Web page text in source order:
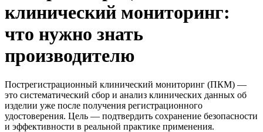
клинический мониторинг:
что нужно знать
производителю
Пострегистрационный клинический мониторинг (ПКМ) —
это систематический сбор и анализ клинических данных об
изделии уже после получения регистрационного
удостоверения. Цель — подтвердить сохранение безопасности
и эффективности в реальной практике применения.